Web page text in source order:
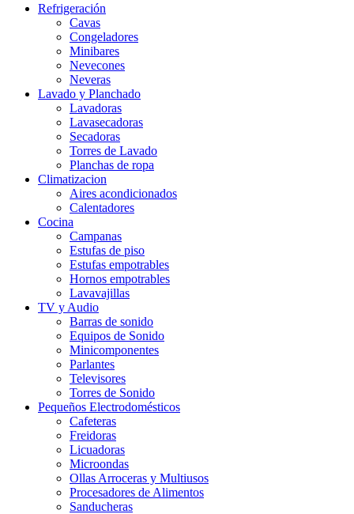
Refrigeración
Cavas
Congeladores
Minibares
Nevecones
Neveras
Lavado y Planchado
Lavadoras
Lavasecadoras
Secadoras
Torres de Lavado
Planchas de ropa
Climatizacion
Aires acondicionados
Calentadores
Cocina
Campanas
Estufas de piso
Estufas empotrables
Hornos empotrables
Lavavajillas
TV y Audio
Barras de sonido
Equipos de Sonido
Minicomponentes
Parlantes
Televisores
Torres de Sonido
Pequeños Electrodomésticos
Cafeteras
Freidoras
Licuadoras
Microondas
Ollas Arroceras y Multiusos
Procesadores de Alimentos
Sanducheras